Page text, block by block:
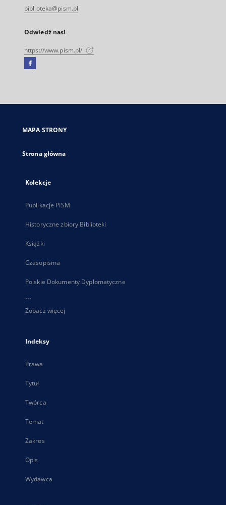
biblioteka@pism.pl
Odwiedź nas!
https://www.pism.pl/
Facebook
się
karcie
MAPA STRONY
Strona główna
Kolekcje
Publikacje PISM
Historyczne zbiory Biblioteki
Książki
Czasopisma
Polskie Dokumenty Dyplomatyczne
...
Zobacz więcej
Indeksy
Prawa
Tytuł
Twórca
Temat
Zakres
Opis
Wydawca